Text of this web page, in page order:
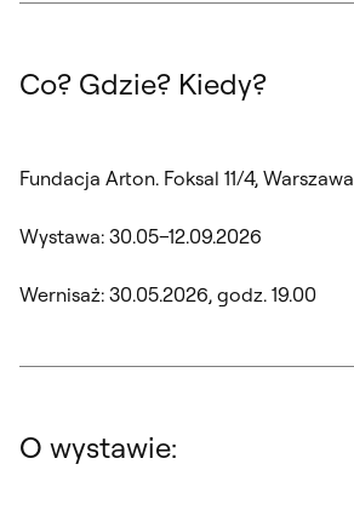
Co? Gdzie? Kiedy?
Fundacja Arton. Foksal 11/4, Warszawa
Wystawa: 30.05–12.09.2026
Wernisaż: 30.05.2026, godz. 19.00
O wystawie: